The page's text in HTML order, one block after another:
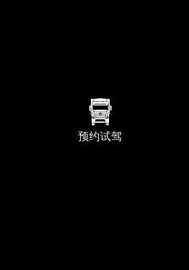
预约试驾